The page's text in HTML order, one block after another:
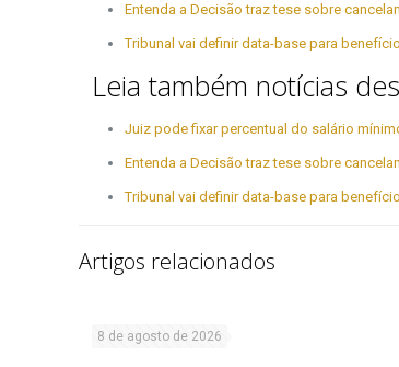
Entenda a Decisão traz tese sobre
Tribunal vai definir data-base para
Leia também notícias
Juiz pode fixar percentual do salário
Entenda a Decisão traz tese sobre
Tribunal vai definir data-base para
Artigos relacionados
8 de agosto de 2026